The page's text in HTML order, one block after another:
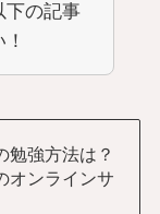
下の記事
勉強方法は？
オンラインサ